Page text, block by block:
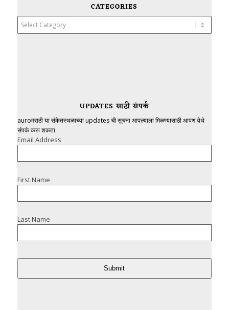
CATEGORIES
Categories
UPDATES साठी संपर्क
auroमराठी या संकेतस्थळाच्या updates ची सूचना आपल्याला मिळण्यासाठी आपण येथे
संपर्क करू शकता.
Email Address
First Name
Last Name
Submit